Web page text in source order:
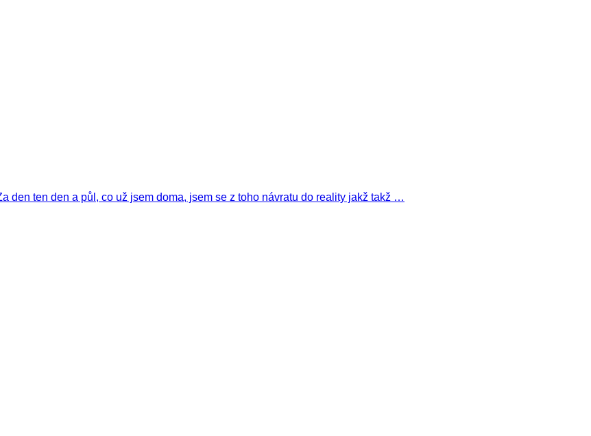
den ten den a půl, co už jsem doma, jsem se z toho návratu do reality jakž takž …